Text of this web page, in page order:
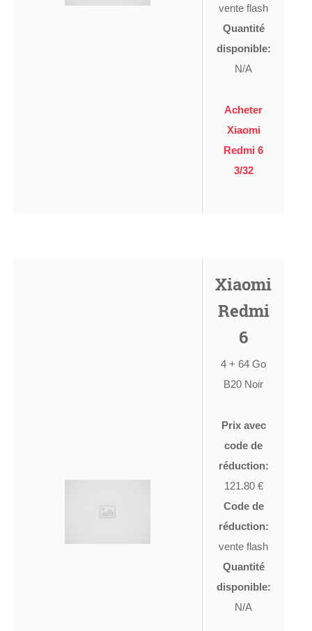
vente flash
Quantité
disponible:
N/A
Acheter
Xiaomi
Redmi 6
3/32
Xiaomi
Redmi
6
4 + 64 Go
B20 Noir
Prix avec
code de
réduction:
121.80 €
Code de
réduction:
vente flash
Quantité
disponible:
N/A